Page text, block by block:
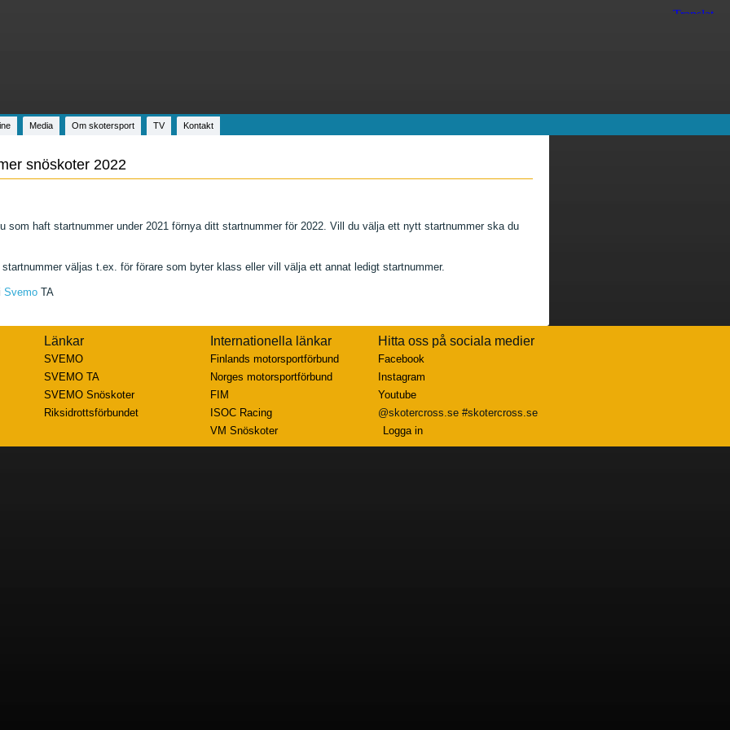
Media Om skotersport TV Kontakt
snöskoter 2022
som haft startnummer under 2021 förnya ditt startnummer för 2022. Vill du välja ett nytt startnummer ska du
väljas t.ex. för förare som byter klass eller vill välja ett annat ledigt startnummer.
Svemo TA
Länkar
SVEMO
SVEMO TA
SVEMO Snöskoter
Riksidrottsförbundet
Internationella länkar
Finlands motorsportförbund
Norges motorsportförbund
FIM
ISOC Racing
VM Snöskoter
Hitta oss på sociala medier
Facebook
Instagram
Youtube
@skotercross.se #skotercross.se
Logga in